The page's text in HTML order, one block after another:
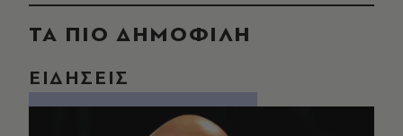
ΤΑ ΠΙΟ ΔΗΜΟΦΙΛΗ
ΕΙΔΗΣΕΙΣ